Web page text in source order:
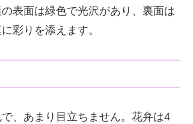
表面は緑色で光沢があり、裏面は
彩りを添えます。
、あまり目立ちません。花弁は4